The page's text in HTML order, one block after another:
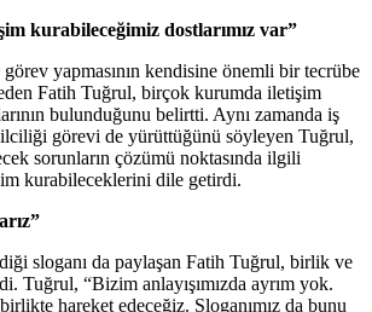
kurabileceğimiz dostlarımız var”
yapmasının kendisine önemli bir tecrübe
eden Fatih Tuğrul, birçok kurumda iletişim
bulunduğunu belirtti. Aynı zamanda iş
görevi de yürüttüğünü söyleyen Tuğrul,
sorunların çözümü noktasında ilgili
kurabileceklerini dile getirdi.
sloganı da paylaşan Fatih Tuğrul, birlik ve
Tuğrul, “Bizim anlayışımızda ayrım yok.
hareket edeceğiz. Sloganımız da bunu